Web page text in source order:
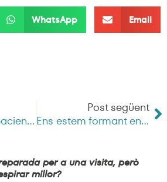
WhatsApp Email
Consells per a pacients amb malalties respiratòries cròniques: prepara’t per l’hivern!
Post següent
Ens estem formant en anquiloglòsia: perquè és important per a la respiració?
per a una visita, però
millor?